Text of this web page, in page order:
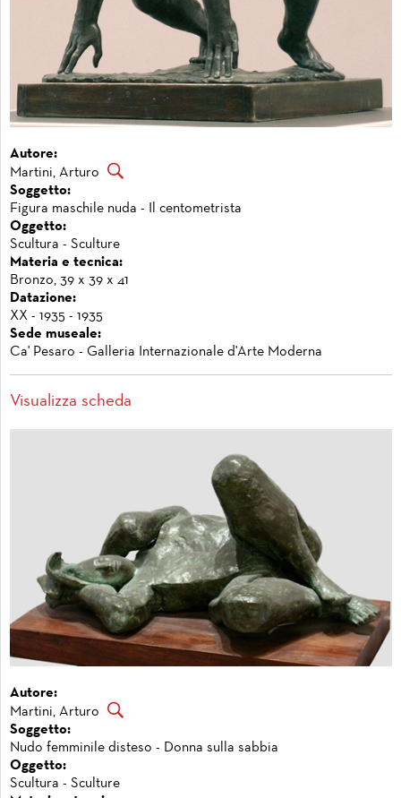
Autore:
Martini, Arturo
Soggetto:
Figura maschile nuda - Il centometrista
Oggetto:
Scultura - Sculture
Materia e tecnica:
Bronzo, 39 x 39 x 41
Datazione:
XX - 1935 - 1935
Sede museale:
Ca' Pesaro - Galleria Internazionale d'Arte Moderna
Visualizza scheda
Autore:
Martini, Arturo
Soggetto:
Nudo femminile disteso - Donna sulla sabbia
Oggetto:
Scultura - Sculture